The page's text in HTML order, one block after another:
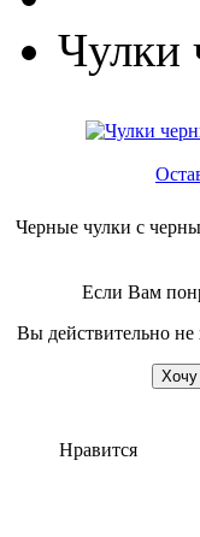
Чулки
Черные чулки с
Если Вам
Вы действительно не
Нравится